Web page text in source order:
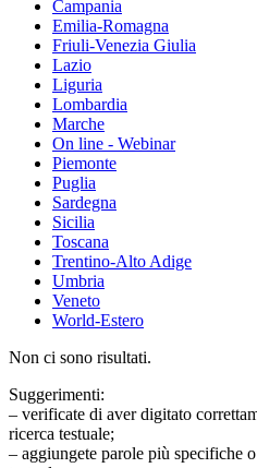
Campania
Emilia-Romagna
Friuli-Venezia Giulia
Lazio
Liguria
Lombardia
Marche
On line - Webinar
Piemonte
Puglia
Sardegna
Sicilia
Toscana
Trentino-Alto Adige
Umbria
Veneto
World-Estero
Non ci sono risultati.
Suggerimenti:
– verificate di aver digitato
ricerca testuale;
– aggiungete parole più specifiche